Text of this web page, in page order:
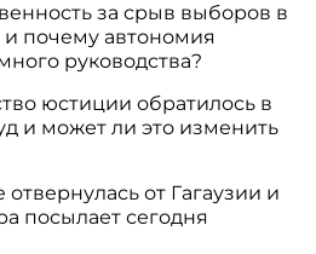
за срыв выборов в
почему автономия
руководства?
юстиции обратилось в
и может ли это изменить
от Гагаузии и
посылает сегодня